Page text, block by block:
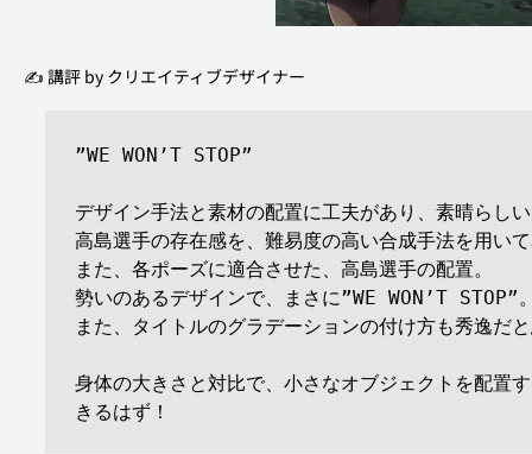
✍️ 講評 by クリエイティブデザイナー
”WE WON’T STOP”
デザイン手法と素材の配置に工夫があり、素晴らし
高島選手の存在感を、難易度の高い合成手法を用い
また、各ポーズに適合させた、高島選手の配置。
勢いのあるデザインで、まさに”WE WON’T STOP”
また、タイトルのグラデーションの付け方も秀逸だ
身体の大きさと対比で、小さなオブジェクトを配置
きるはず！